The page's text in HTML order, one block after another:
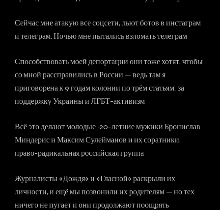
Сейчас мне атакую все соцсети, льют ботов в инстаграм
и телеграм. Ночью мне пытались взломать телеграм
Способствовать моей депортации они тоже хотят, чтобы
со мной рассправились в России — ведь там я
приговорена к 9 годам колонии по трём статьям: за
поддержку Украины и ЛГБТ-активизм
Всё это делают молодые ~20-летние мужики Бронислав
Миндерис и Максим Сулейманов и их соратники,
право-радикальная российская группа
Журналисты «Дождя» и «Гласной» раскрыли их
личности, и ещё мы позвонили их родителям — но тех
ничего не пугает и они продолжают поощрять